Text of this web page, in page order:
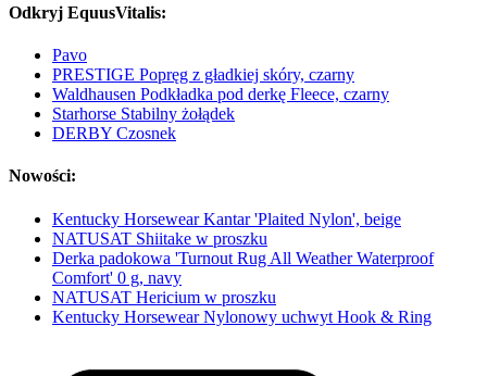
Odkryj EquusVitalis:
Pavo
PRESTIGE Popręg z gładkiej skóry, czarny
Waldhausen Podkładka pod derkę Fleece, czarny
Starhorse Stabilny żołądek
DERBY Czosnek
Nowości:
Kentucky Horsewear Kantar 'Plaited Nylon', beige
NATUSAT Shiitake w proszku
Derka padokowa 'Turnout Rug All Weather Waterproof
Comfort' 0 g, navy
NATUSAT Hericium w proszku
Kentucky Horsewear Nylonowy uchwyt Hook & Ring